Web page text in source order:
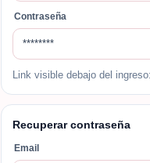
Contraseña
********
Link visible debajo del
Recuperar contraseña
Email